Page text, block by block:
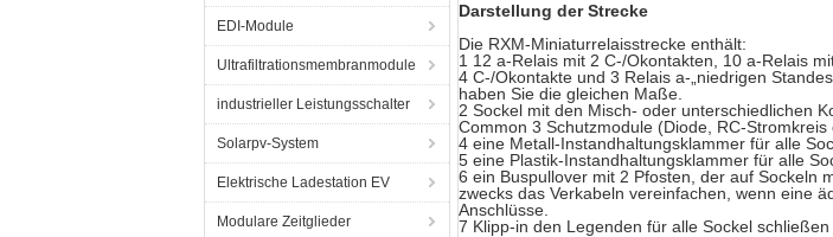
EDI-Module
Ultrafiltrationsmembranmodule
industrieller Leistungsschalter
Solarpv-System
Elektrische Ladestation EV
Modulare Zeitglieder
Darstellung der Strecke
Die RXM-Miniaturrelaisstrecke enthält:
1 12 a-Relais mit 2 C-/Okontakten, 10 a-Relais
4 C-/Okontakte und 3 Relais a-„niedrigen
haben Sie die gleichen Maße.
2 Sockel mit den Misch- oder unterschiedlichen
Common 3 Schutzmodule (Diode, RC-Stromkreis
4 eine Metall-Instandhaltungsklammer für alle
5 eine Plastik-Instandhaltungsklammer für alle
6 ein Buspullover mit 2 Pfosten, der auf Sockeln
zwecks das Verkabeln vereinfachen, wenn eine
Anschlüsse.
7 Klipp-in den Legenden für alle Sockel